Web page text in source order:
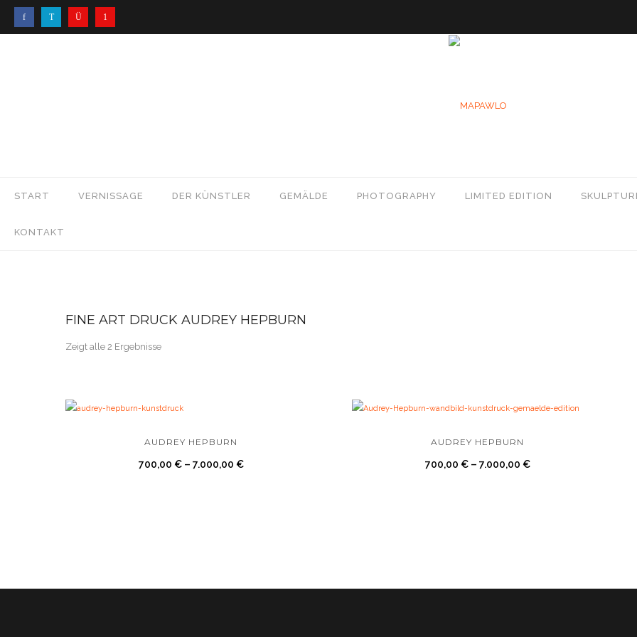
START VERNISSAGE DER KÜNSTLER GEMÄLDE PHOTOGRAPHY LIMITED EDITION
KONTAKT
FINE ART DRUCK AUDREY HEPBURN
Zeigt alle 2 Ergebnisse
AUDREY HEPBURN
700,00 €– 7.000,00 €
AUDREY HEPBURN
700,00 €– 7.000,00 €